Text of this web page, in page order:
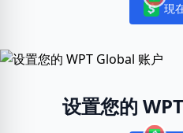
現
设置您的